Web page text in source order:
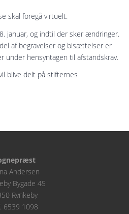
skal foregå virtuelt.
januar, og indtil der sker ændringer.
af begravelser og bisættelser er
under hensyntagen til afstandskrav.
blive delt på stifternes
Andersen
Bygade 45
Rynkeby
6539 1098